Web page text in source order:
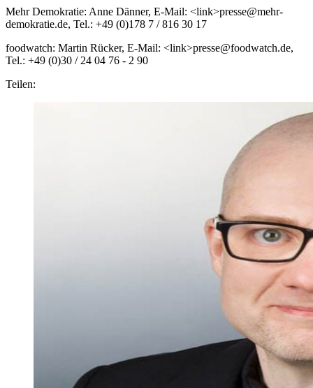
Mehr Demokratie: Anne Dänner, E-Mail: <link>presse@mehr-
demokratie.de, Tel.: +49 (0)178 7 / 816 30 17
foodwatch: Martin Rücker, E-Mail: <link>presse@foodwatch.de,
Tel.: +49 (0)30 / 24 04 76 - 2 90
Teilen: